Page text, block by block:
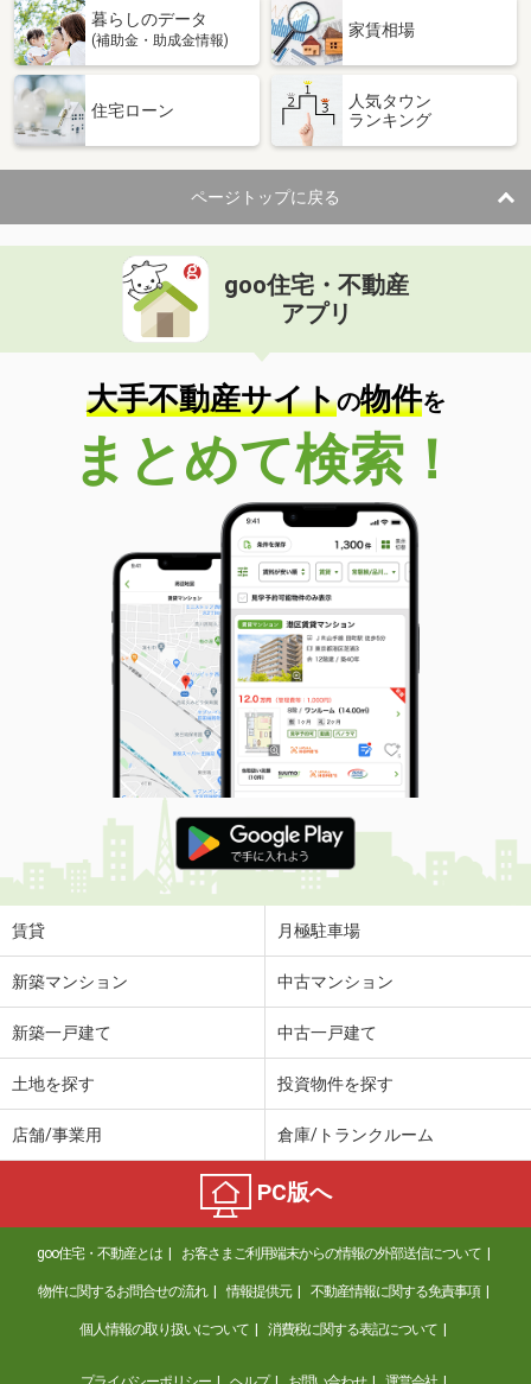
暮らしのデータ
(補助金・助成金情報)
家賃相場
住宅ローン
人気タウン
ランキング
ページトップに戻る
goo住宅・不動産
アプリ
大手不動産サイトの物件を
まとめて検索！
賃貸 月極駐車場
新築マンション 中古マンション
新築一戸建て 中古一戸建て
土地を探す 投資物件を探す
店舗/事業用 倉庫/トランクルーム
PC版へ
goo住宅・不動産とは お客さまご利用端末からの情報の外部送信について
物件に関するお問合せの流れ 情報提供元 不動産情報に関する免責事項
個人情報の取り扱いについて 消費税に関する表記について